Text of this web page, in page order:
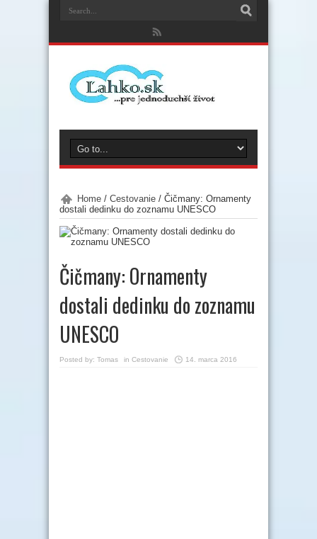
Home / Cestovanie / Čičmany: Ornamenty
dostali dedinku do zoznamu UNESCO
Čičmany: Ornamenty
dostali dedinku do zoznamu
UNESCO
Posted by: Tomas in Cestovanie 14. marca 2016